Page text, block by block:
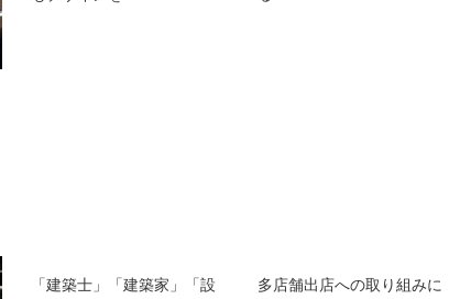
「建築士」「建築家」「設
多店舗出店への取り組みに